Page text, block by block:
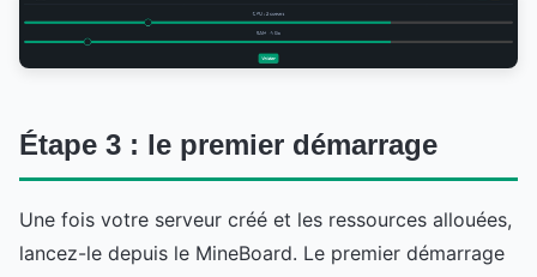
Étape 3 : le premier démarrage
Une fois votre serveur créé et les ressources allouées,
lancez-le depuis le MineBoard. Le premier démarrage